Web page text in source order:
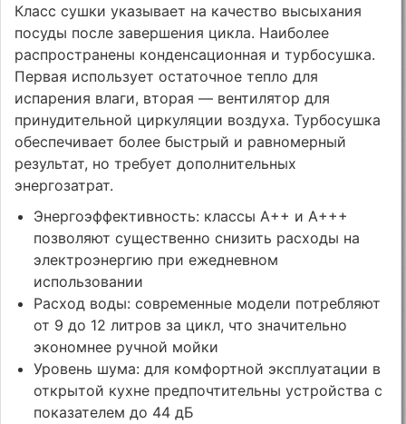
Класс сушки указывает на качество высыхания
посуды после завершения цикла. Наиболее
распространены конденсационная и турбосушка.
Первая использует остаточное тепло для
испарения влаги, вторая — вентилятор для
принудительной циркуляции воздуха. Турбосушка
обеспечивает более быстрый и равномерный
результат, но требует дополнительных
энергозатрат.
Энергоэффективность: классы A++ и A+++
позволяют существенно снизить расходы на
электроэнергию при ежедневном
использовании
Расход воды: современные модели потребляют
от 9 до 12 литров за цикл, что значительно
экономнее ручной мойки
Уровень шума: для комфортной эксплуатации в
открытой кухне предпочтительны устройства с
показателем до 44 дБ